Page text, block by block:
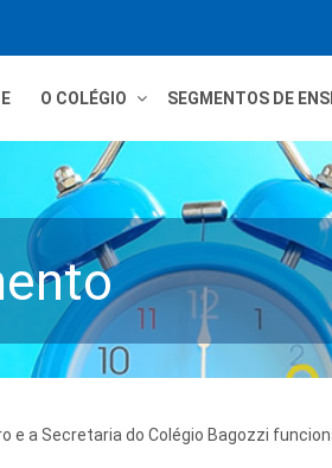
O COLÉGIO SEGMENTOS DE
e a Secretaria do Colégio Bagozzi